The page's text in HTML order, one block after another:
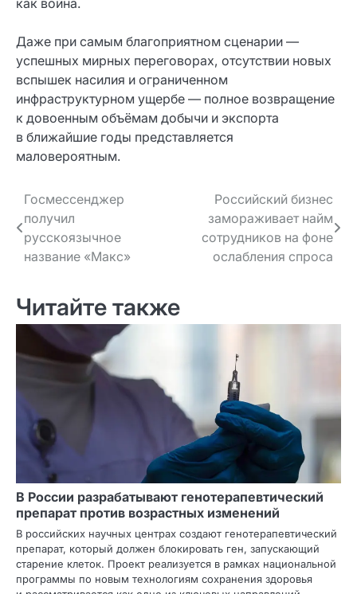
Даже при самым благоприятном сценарии —
успешных мирных переговорах, отсутствии новых
вспышек насилия и ограниченном
инфраструктурном ущербе — полное возвращение
к довоенным объёмам добычи и экспорта
в ближайшие годы представляется
маловероятным.
Навигация
по записям
Госмессенджер
получил
русскоязычное
название «Макс»
Российский бизнес
замораживает найм
сотрудников на фоне
ослабления спроса
Читайте также
В России разрабатывают генотерапевтический
препарат против возрастных изменений
В российских научных центрах создают генотерапевтический
препарат, который должен блокировать ген, запускающий
старение клеток. Проект реализуется в рамках национальной
программы по новым технологиям сохранения здоровья